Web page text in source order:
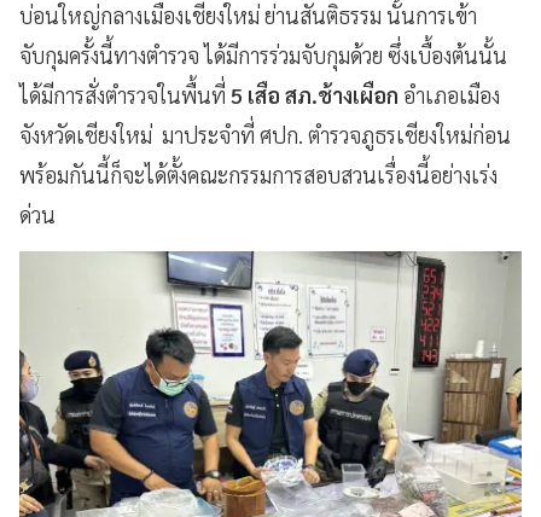
บ่อนใหญ่กลางเมืองเชียงใหม่ ย่านสันติธรรม นั้นการเข้า
จับกุมครั้งนี้ทางตำรวจ ได้มีการร่วมจับกุมด้วย ซึ่งเบื้องต้นนั้น
ได้มีการสั่งตำรวจในพื้นที่ 5 เสือ สภ.ช้างเผือก อำเภอเมือง
จังหวัดเชียงใหม่ มาประจำที่ ศปก. ตำรวจภูธรเชียงใหม่ก่อน
พร้อมกันนี้ก็จะได้ตั้งคณะกรรมการสอบสวนเรื่องนี้อย่างเร่ง
ด่วน